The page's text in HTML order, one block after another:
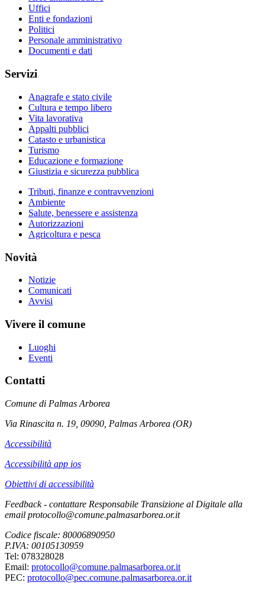
Uffici
Enti e fondazioni
Politici
Personale amministrativo
Documenti e dati
Servizi
Anagrafe e stato civile
Cultura e tempo libero
Vita lavorativa
Appalti pubblici
Catasto e urbanistica
Turismo
Educazione e formazione
Giustizia e sicurezza pubblica
Tributi, finanze e contravvenzioni
Ambiente
Salute, benessere e assistenza
Autorizzazioni
Agricoltura e pesca
Novità
Notizie
Comunicati
Avvisi
Vivere il comune
Luoghi
Eventi
Contatti
Comune di Palmas Arborea
Via Rinascita n. 19, 09090, Palmas Arborea (OR)
Accessibilità
Accessibilità app ios
Obiettivi di accessibilità
Feedback - contattare Responsabile Transizione al Digitale alla
email protocollo@comune.palmasarborea.or.it
Codice fiscale: 80006890950
P.IVA: 00105130959
Tel: 078328028
Email: protocollo@comune.palmasarborea.or.it
PEC: protocollo@pec.comune.palmasarborea.or.it